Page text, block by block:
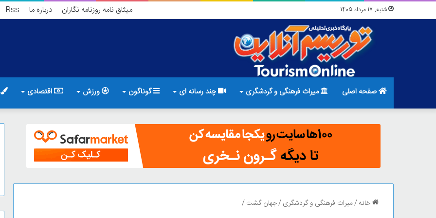
شنبه, 17 مرداد 1405 میثاق نامه روزنامه نگاران درباره ما Rss
صفحه اصلی میراث فرهنگی و گردشگری چند رسانه ای گوناگون ورزش اقتصادی
خانه/میراث فرهنگی و گردشگری/جهان گشت/